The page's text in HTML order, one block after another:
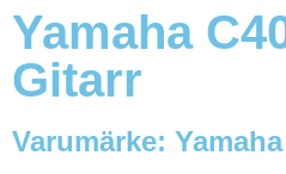
Yamaha
Gitarr
Varumärke: Yamaha